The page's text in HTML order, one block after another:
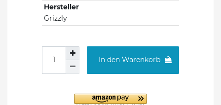
Hersteller
Grizzly
In den Warenkorb